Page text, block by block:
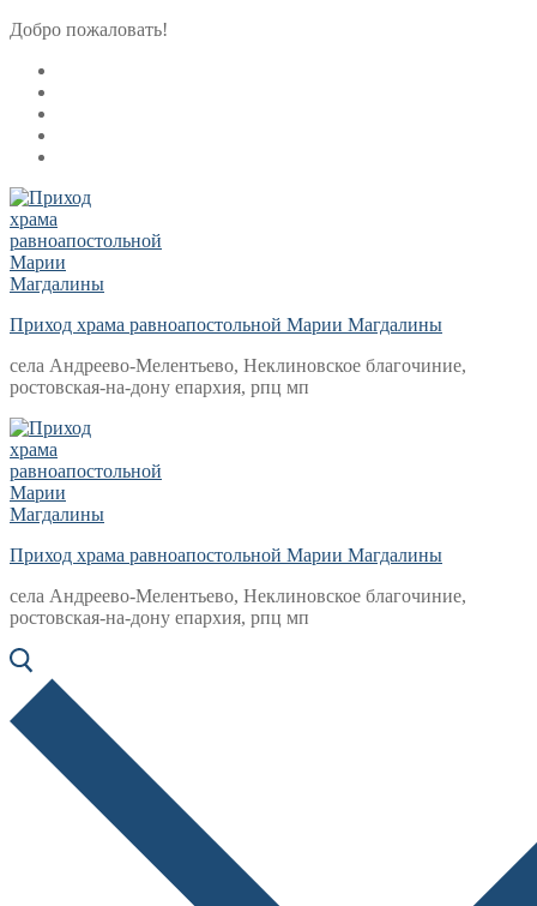
Перейти
содержимому
Меню
Закрыть
Добро пожаловать!
Приход храма равноапостольной Марии Магдалины
села Андреево-Мелентьево, Неклиновское благочиние,
ростовская-на-дону епархия, рпц мп
Приход храма равноапостольной Марии Магдалины
села Андреево-Мелентьево, Неклиновское благочиние,
ростовская-на-дону епархия, рпц мп